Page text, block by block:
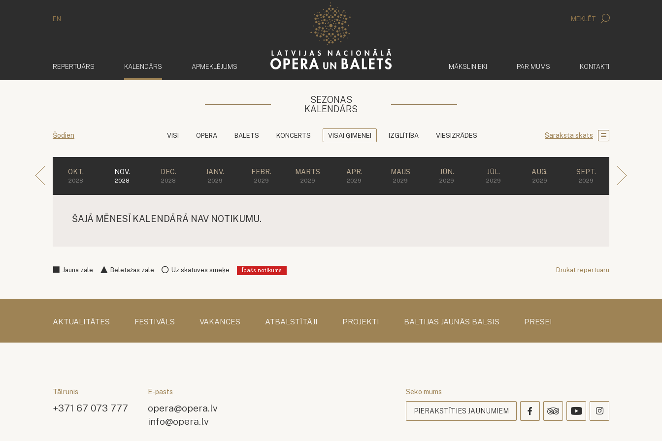
EN MEKLĒT
REPERTUĀRS KALENDĀRS APMEKLĒJUMS MĀKSLINIEKI PAR MUMS KONTAKTI
SEZONAS
KALENDĀRS
Šodien VISI OPERA BALETS KONCERTS VISAI ĢIMENEI IZGLĪTĪBA VIESIZRĀDES Saraksta skats
OKT.
2028
NOV.
2028
DEC.
2028
JANV.
2029
FEBR.
2029
MARTS
2029
APR.
2029
MAIJS
2029
JŪN.
2029
JŪL.
2029
AUG.
2029
SEPT.
2029
ŠAJĀ MĒNESĪ KALENDĀRĀ NAV NOTIKUMU.
Jaunā zāle Beletāžas zāle Uz skatuves smēķē Īpašs notikums Drukāt repertuāru
AKTUALITĀTES FESTIVĀLS VAKANCES ATBALSTĪTĀJI PROJEKTI BALTIJAS JAUNĀS BALSIS PRESEI
Tālrunis
+371 67 073 777
E-pasts
opera@opera.lv
info@opera.lv
Seko mums
PIERAKSTĪTIES JAUNUMIEM